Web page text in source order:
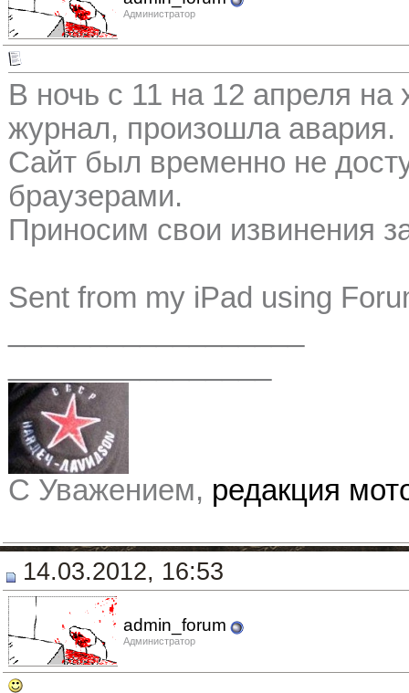
Администратор
В ночь с 11 на 12 апреля на
журнал, произошла авария.
Сайт был временно не
браузерами.
Приносим свои извинения
Sent from my iPad using
С Уважением, редакция
14.03.2012, 16:53
admin_forum
Администратор